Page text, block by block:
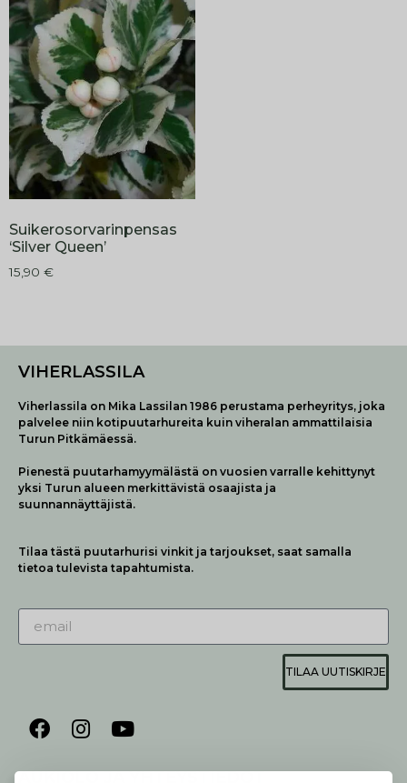
Suikerosorvarinpensas
‘Silver Queen’
15,90 €
VIHERLASSILA
Viherlassila on Mika Lassilan 1986 perustama perheyritys, joka
palvelee niin kotipuutarhureita kuin viheralan ammattilaisia
Turun Pitkämäessä.
Pienestä puutarhamyymälästä on vuosien varralle kehittynyt
yksi Turun alueen merkittävistä osaajista ja
suunnannäyttäjistä.
Tilaa tästä puutarhurisi vinkit ja tarjoukset, saat samalla
tietoa tulevista tapahtumista.
TILAA UUTISKIRJE
AUKIOLO JA YHTEYSTIEDOT